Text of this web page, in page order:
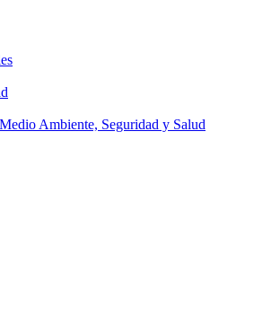
Ambiente, Seguridad y Salud